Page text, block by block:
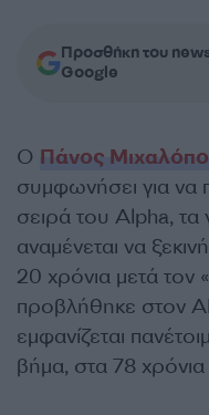
Προσθήκη του
Google
Ο Πάνος
συμφωνήσει για να
σειρά του Alpha, τα
αναμένεται να
20 χρόνια μετά τον
προβλήθηκε στον
εμφανίζεται
βήμα, στα 78